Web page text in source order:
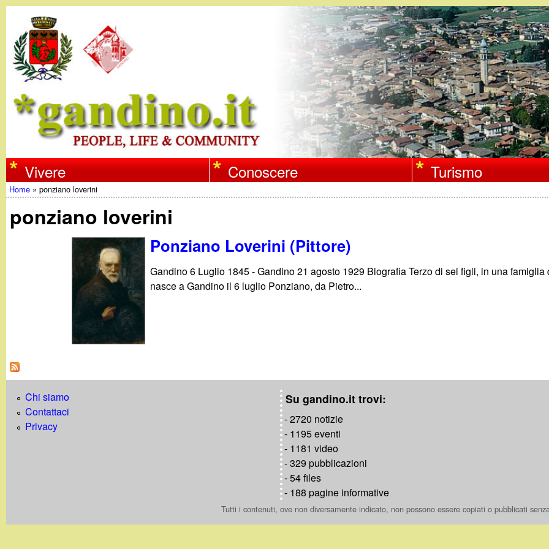
Salta
al
contenuto
principale
w
w
w
d
n
i
Vivere Conoscere Turismo
sei
Home »ponziano loverini
ponziano loverini
Ponziano Loverini (Pittore)
Gandino 6 Luglio 1845 - Gandino 21 agosto 1929 Biografia Terzo di sei figli, in una
nasce a Gandino il 6 luglio Ponziano, da Pietro...
Chi siamo
Contattaci
Privacy
Su gandino.it trovi:
- 2720 notizie
- 1195 eventi
- 1181 video
- 329 pubblicazioni
- 54 files
- 188 pagine informative
Tutti i contenuti, ove non diversamente indicato, non possono essere copiati o pubblicati